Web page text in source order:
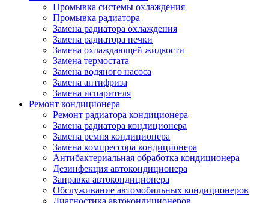
Промывка системы охлаждения
Промывка радиатора
Замена радиатора охлаждения
Замена радиатора печки
Замена охлаждающей жидкости
Замена термостата
Замена водяного насоса
Замена антифриза
Замена испарителя
Ремонт кондиционера
Ремонт радиатора кондиционера
Замена радиатора кондиционера
Замена ремня кондиционера
Замена компрессора кондиционера
Антибактериальная обработка кондиционера
Дезинфекция автокондиционера
Заправка автокондиционера
Обслуживание автомобильных кондиционеров
Диагностика автокондиционеров